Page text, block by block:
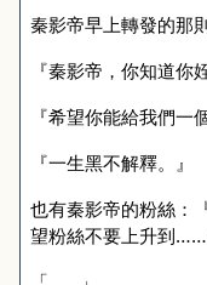
秦影帝早上轉發的那
『秦影帝，你知道你
『希望你能給我們一
『一生黑不解釋。』
也有秦影帝的粉絲：
望粉絲不要上升到……